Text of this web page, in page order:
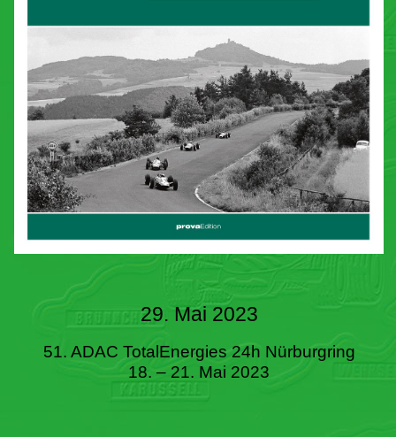
29. Mai 2023
51. ADAC TotalEnergies 24h Nürburgring
18. – 21. Mai 2023